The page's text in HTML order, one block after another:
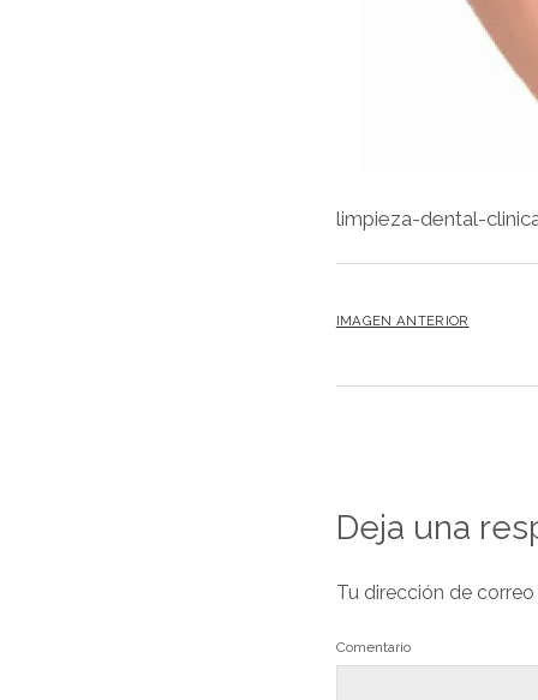
limpieza-dental-
IMAGEN ANTERIOR
Deja una
Tu dirección de
Comentario